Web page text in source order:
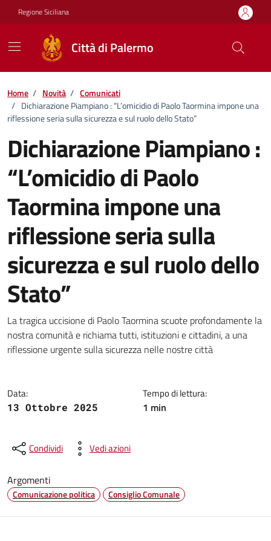
Vai ai contenuti
Vai al footer
Regione Siciliana
Città di Palermo
Home / Novità / Comunicati
/ Dichiarazione Piampiano : “L’omicidio di Paolo Taormina impone una
riflessione seria sulla sicurezza e sul ruolo dello Stato”
Dichiarazione Piampiano :
“L’omicidio di Paolo
Taormina impone una
riflessione seria sulla
sicurezza e sul ruolo dello
Stato”
Dettagli della notizia
La tragica uccisione di Paolo Taormina scuote profondamente la
nostra comunità e richiama tutti, istituzioni e cittadini, a una
riflessione urgente sulla sicurezza nelle nostre città
Data:
13 Ottobre 2025
Tempo di lettura:
1 min
Condividi Vedi azioni
Argomenti
Comunicazione politica Consiglio Comunale